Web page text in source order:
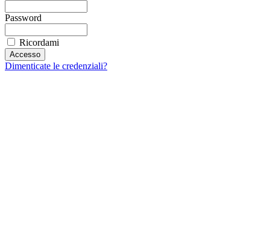
Password
Ricordami
Dimenticate le credenziali?